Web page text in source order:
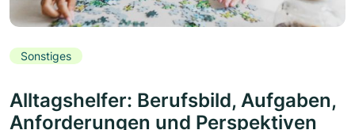
Sonstiges
Alltagshelfer: Berufsbild, Aufgaben,
Anforderungen und Perspektiven